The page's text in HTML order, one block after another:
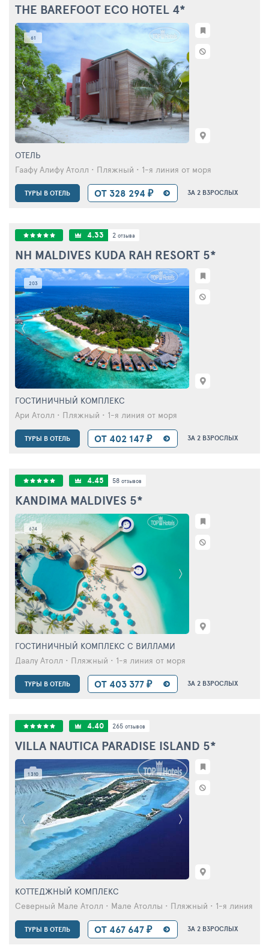
61
THE BAREFOOT ECO HOTEL 4*
ОТЕЛЬ
Гаафу Алифу Атолл • Пляжный • 1-я линия от моря
ТУРЫ В ОТЕЛЬ ОТ 328 294 ₽ ЗА 2 ВЗРОСЛЫХ
203
4.33 2 отзыва
NH MALDIVES KUDA RAH RESORT 5*
ГОСТИНИЧНЫЙ КОМПЛЕКС
Ари Атолл • Пляжный • 1-я линия от моря
ТУРЫ В ОТЕЛЬ ОТ 402 147 ₽ ЗА 2 ВЗРОСЛЫХ
674
4.45 58 отзывов
KANDIMA MALDIVES 5*
ГОСТИНИЧНЫЙ КОМПЛЕКС С ВИЛЛАМИ
Даалу Атолл • Пляжный • 1-я линия от моря
ТУРЫ В ОТЕЛЬ ОТ 403 377 ₽ ЗА 2 ВЗРОСЛЫХ
1 310
4.40 265 отзывов
VILLA NAUTICA PARADISE ISLAND 5*
КОТТЕДЖНЫЙ КОМПЛЕКС
Северный Мале Атолл • Мале Атоллы • Пляжный • 1-я линия от
ТУРЫ В ОТЕЛЬ ОТ 467 647 ₽ ЗА 2 ВЗРОСЛЫХ